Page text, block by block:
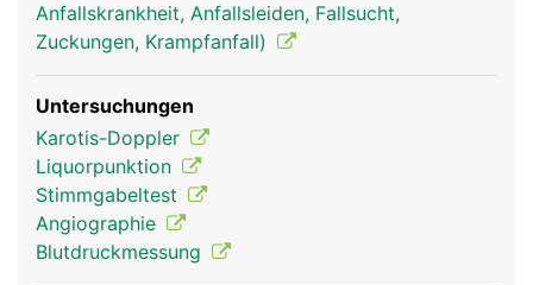
Anfallskrankheit, Anfallsleiden, Fallsucht,
Zuckungen, Krampfanfall)
Untersuchungen
Karotis-Doppler
Liquorpunktion
Stimmgabeltest
Angiographie
Blutdruckmessung